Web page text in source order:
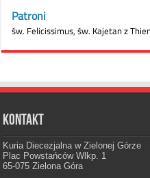
Kontakt
Kuria Diecezjalna w Zielonej Górze
Plac Powstańców Wlkp. 1
65-075 Zielona Góra